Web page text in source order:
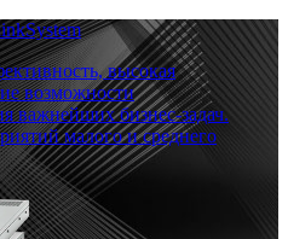
высокая
возможности
важнейших бизнес-задач.
малого и среднего